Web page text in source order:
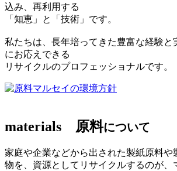
込み、再利用する
「知恵」と「技術」です。
私たちは、長年培ってきた豊富な経験と
にお応えできる
リサイクルのプロフェッショナルです。
マルセイの環境方針
materials 原料について
家庭や企業などから出された製紙原料や
物を、資源としてリサイクルするのが、